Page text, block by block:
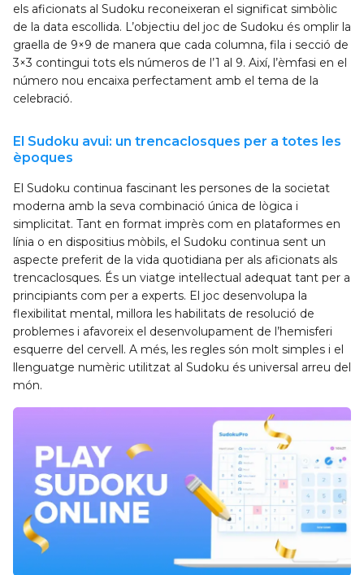
els aficionats al Sudoku reconeixeran el significat simbòlic
de la data escollida. L’objectiu del joc de Sudoku és omplir la
graella de 9×9 de manera que cada columna, fila i secció de
3×3 contingui tots els números de l’1 al 9. Així, l’èmfasi en el
número nou encaixa perfectament amb el tema de la
celebració.
El Sudoku avui: un trencaclosques per a totes les
èpoques
El Sudoku continua fascinant les persones de la societat
moderna amb la seva combinació única de lògica i
simplicitat. Tant en format imprès com en plataformes en
línia o en dispositius mòbils, el Sudoku continua sent un
aspecte preferit de la vida quotidiana per als aficionats als
trencaclosques. És un viatge intel·lectual adequat tant per a
principiants com per a experts. El joc desenvolupa la
flexibilitat mental, millora les habilitats de resolució de
problemes i afavoreix el desenvolupament de l’hemisferi
esquerre del cervell. A més, les regles són molt simples i el
llenguatge numèric utilitzat al Sudoku és universal arreu del
món.